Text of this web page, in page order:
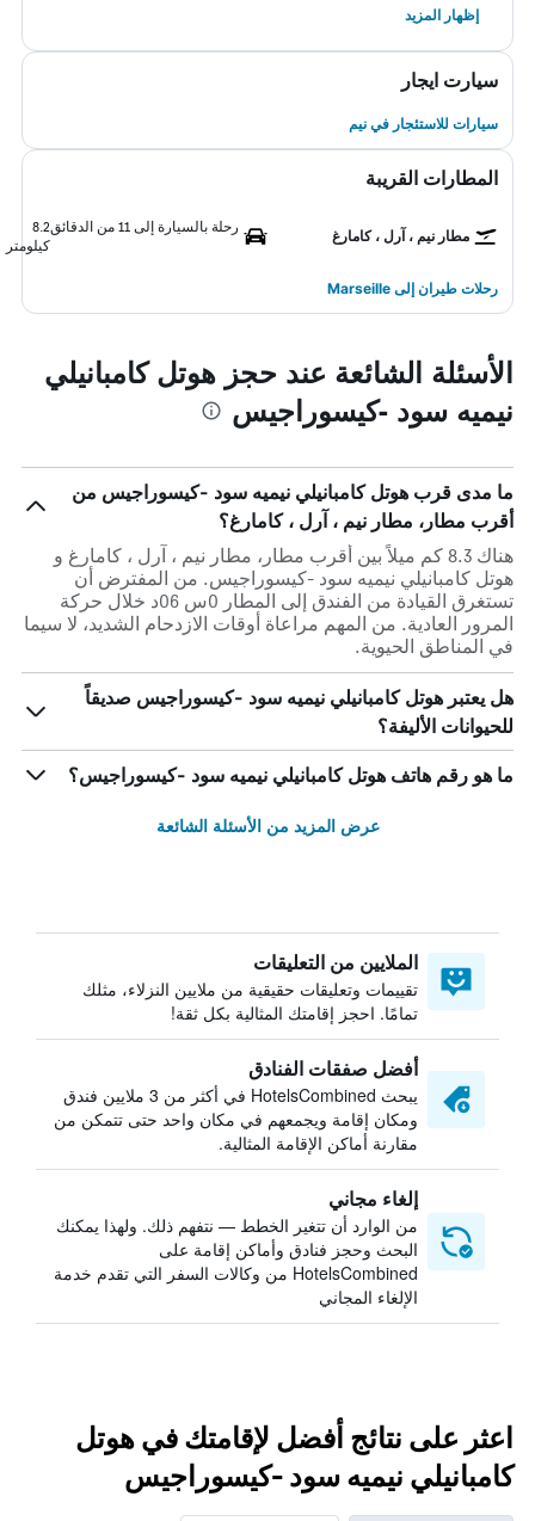
إظهار المزيد
سيارت ايجار
سيارات للاستئجار في نيم
المطارات القريبة
مطار نيم ، آرل ، كامارغ
رحلة بالسيارة إلى 11 من الدقائق
8.2
كيلومتر
رحلات طيران إلى Marseille
الأسئلة الشائعة عند حجز هوتل كامبانيلي
نيميه سود -كيسوراجيس
ما مدى قرب هوتل كامبانيلي نيميه سود -كيسوراجيس من
أقرب مطار، مطار نيم ، آرل ، كامارغ؟
هناك 8.3 كم ميلاً بين أقرب مطار، مطار نيم ، آرل ، كامارغ و
هوتل كامبانيلي نيميه سود -كيسوراجيس. من المفترض أن
تستغرق القيادة من الفندق إلى المطار 0س 06د خلال حركة
المرور العادية. من المهم مراعاة أوقات الازدحام الشديد، لا سيما
في المناطق الحيوية.
هل يعتبر هوتل كامبانيلي نيميه سود -كيسوراجيس صديقاً
للحيوانات الأليفة؟
ما هو رقم هاتف هوتل كامبانيلي نيميه سود -كيسوراجيس؟
عرض المزيد من الأسئلة الشائعة
الملايين من التعليقات
تقييمات وتعليقات حقيقية من ملايين النزلاء، مثلك
تمامًا. احجز إقامتك المثالية بكل ثقة!
أفضل صفقات الفنادق
يبحث HotelsCombined في أكثر من 3 ملايين فندق
ومكان إقامة ويجمعهم في مكان واحد حتى تتمكن من
مقارنة أماكن الإقامة المثالية.
إلغاء مجاني
من الوارد أن تتغير الخطط — نتفهم ذلك. ولهذا يمكنك
البحث وحجز فنادق وأماكن إقامة على
HotelsCombined من وكالات السفر التي تقدم خدمة
الإلغاء المجاني
اعثر على نتائج أفضل لإقامتك في هوتل
كامبانيلي نيميه سود -كيسوراجيس